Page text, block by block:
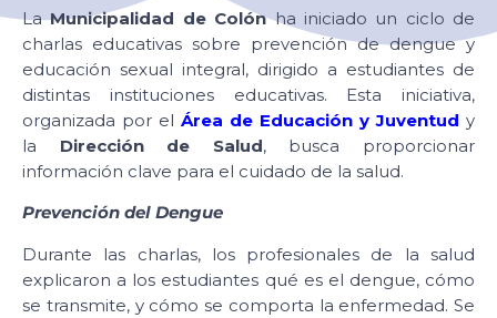
LaMunicipalidad de Colónha iniciado un ciclo de
charlas educativas sobre prevención de dengue y
educación sexual integral, dirigido a estudiantes de
distintas instituciones educativas. Esta iniciativa,
organizada por el Área de Educación y Juventud y
la Dirección de Salud, busca proporcionar
información clave para el cuidado de la salud.
Prevención del Dengue
Durante las charlas, los profesionales de la salud
explicaron a los estudiantes qué es el dengue, cómo
se transmite, y cómo se comporta la enfermedad. Se